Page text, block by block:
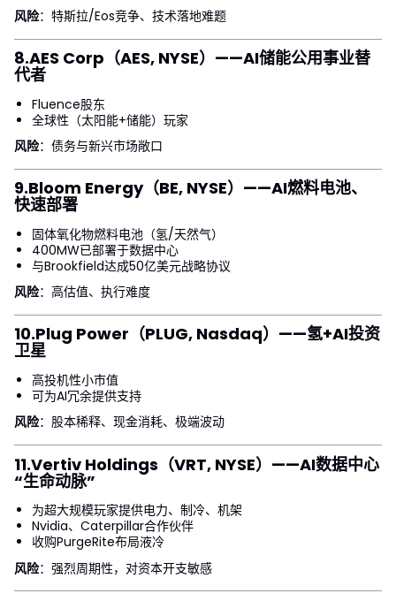
风险：特斯拉/Eos竞争、技术落地难题
8.AES Corp（AES, NYSE） ——AI储能公用事业替
代者
Fluence股东
全球性（太阳能+储能）玩家
风险：债务与新兴市场敞口
9.Bloom Energy（BE, NYSE） ——AI燃料电池、
快速部署
固体氧化物燃料电池（氢/天然气）
400MW已部署于数据中心
与Brookfield达成50亿美元战略协议
风险：高估值、执行难度
10.Plug Power（PLUG, Nasdaq） ——氢+AI投资
卫星
高投机性小市值
可为AI冗余提供支持
风险：股本稀释、现金消耗、极端波动
11.Vertiv Holdings（VRT, NYSE） ——AI数据中心
“生命动脉”
为超大规模玩家提供电力、制冷、机架
Nvidia、Caterpillar合作伙伴
收购PurgeRite布局液冷
风险：强烈周期性，对资本开支敏感